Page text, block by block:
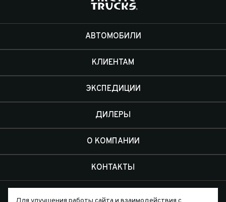
АВТОМОБИЛИ
КЛИЕНТАМ
ЭКСПЕДИЦИИ
ДИЛЕРЫ
О КОМПАНИИ
КОНТАКТЫ